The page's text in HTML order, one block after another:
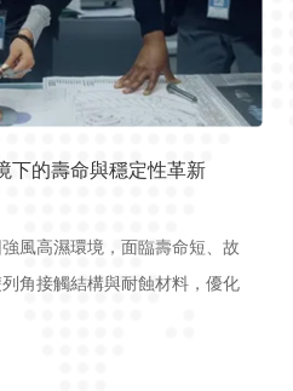
度與低能耗的平衡實踐
，要求兼具高清顯示、廣視角與
背光技術與動態亮度調控算
，安裝後成為商場數字展示核心